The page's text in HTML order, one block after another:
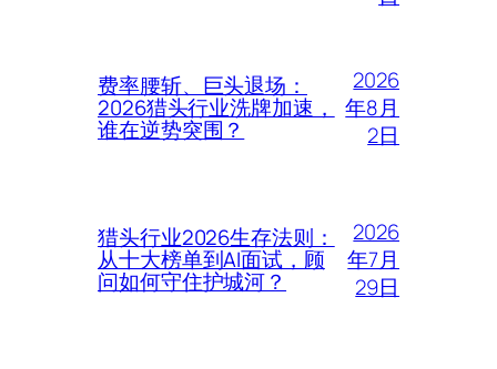
费率腰斩、巨头退场：
2026猎头行业洗牌加速，
谁在逆势突围？
2026
年8月
2日
猎头行业2026生存法则：
从十大榜单到AI面试，顾
问如何守住护城河？
2026
年7月
29日